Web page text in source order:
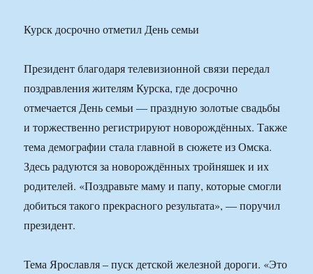
Курск досрочно отметил День семьи
Президент благодаря телевизионной связи передал
поздравления жителям Курска, где досрочно
отмечается День семьи — праздную золотые свадьбы
и торжественно регистрируют новорождённых. Также
тема демографии стала главной в сюжете из Омска.
Здесь радуются за новорождённых тройняшек и их
родителей. «Поздравьте маму и папу, которые смогли
добиться такого прекрасного результата», — поручил
президент.
Тема Ярославля – пуск детской железной дороги. «Это